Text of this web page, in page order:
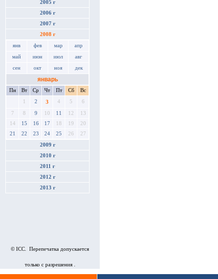
2005 г
2006 г
2007 г
2008 г
янв фев мар апр
май июн июл авг
сен окт ноя дек
январь
Пн Вт Ср Чт Пт Сб Вс
1 2 3 4 5 6
7 8 9 10 11 12
13
14
15 16 17 18 19
20
21
22 23 24 25 26 27
2009 г
2010 г
2011 г
2012 г
2013 г
© ICC. Перепечатка допускается
только с разрешения .